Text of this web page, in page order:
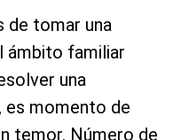
de tomar una
ámbito familiar
una
es momento de
temor. Número de